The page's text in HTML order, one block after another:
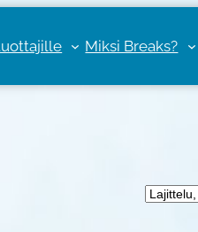
Miksi Breaks?